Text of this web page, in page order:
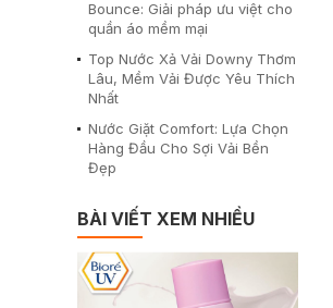
Bounce: Giải pháp ưu việt cho
quần áo mềm mại
Top Nước Xả Vải Downy Thơm
Lâu, Mềm Vải Được Yêu Thích
Nhất
Nước Giặt Comfort: Lựa Chọn
Hàng Đầu Cho Sợi Vải Bền
Đẹp
BÀI VIẾT XEM NHIỀU